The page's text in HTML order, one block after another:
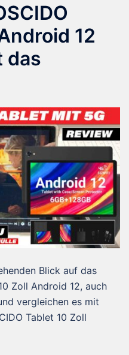
12
das
Blick auf das
Zoll Android 12, auch
vergleichen es mit
Tablet 10 Zoll